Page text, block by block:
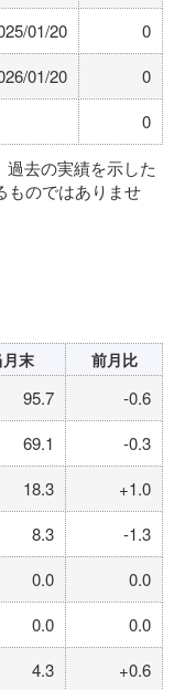
01/20 0
01/20 0
0
去の実績を示した
ものではありませ
月末 前月比
95.7 -0.6
69.1 -0.3
18.3 +1.0
8.3 -1.3
0.0 0.0
0.0 0.0
4.3 +0.6